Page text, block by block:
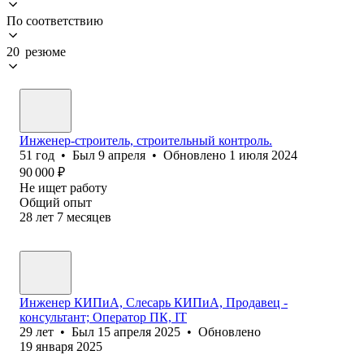
По соответствию
20 резюме
Инженер-строитель, строительный контроль.
51 год • Был 9 апреля • Обновлено 1 июля 2024
90 000 ₽
Не ищет работу
Общий опыт
28 лет 7 месяцев
Инженер КИПиА, Слесарь КИПиА, Продавец -
консультант; Оператор ПК, IT
29 лет • Был 15 апреля 2025 • Обновлено
19 января 2025